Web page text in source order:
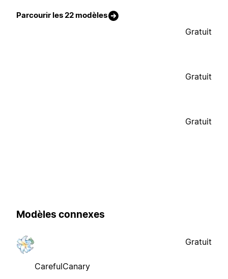
Parcourir les 22 modèles
Gratuit
Gratuit
Gratuit
Modèles connexes
CarefulCanary
Gratuit